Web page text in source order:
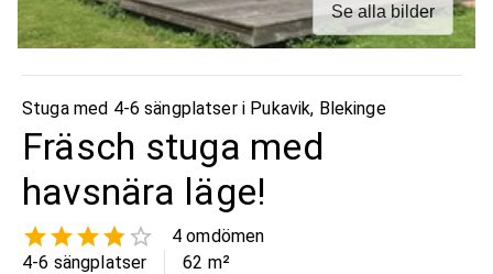
Se alla bilder
Stuga med 4-6 sängplatser i Pukavik, Blekinge
Fräsch stuga med
havsnära läge!
4 omdömen
4-6 sängplatser
62 m²